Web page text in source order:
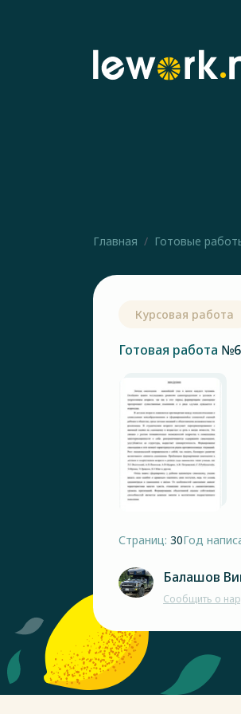
Главная Готовые
Курсовая работа
Готовая работа
Страниц: 30Год
Балашов
Сообщить о